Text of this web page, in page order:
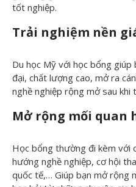
tốt nghiệp.
Trải nghiệm nền
Du học Mỹ với học bổng giúp
đại, chất lượng cao, mở ra
nghề nghiệp rộng mở sau khi
Mở rộng mối quan
Học bổng thường đi kèm với
hướng nghề nghiệp, cơ hội
quốc tế,… Giúp bạn mở rộng